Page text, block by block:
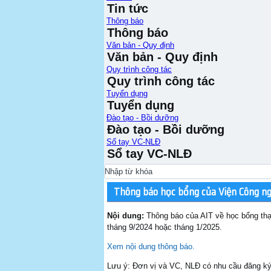
Tin tức
Thông báo
Thông báo
Văn bản - Quy định
Văn bản - Quy định
Quy trình công tác
Quy trình công tác
Tuyển dụng
Tuyển dụng
Đào tạo - Bồi dưỡng
Đào tạo - Bồi dưỡng
Sổ tay VC-NLĐ
Sổ tay VC-NLĐ
Thông báo học bổng của Viện Công
Nội dung: Thông báo của AIT về học bổng
tháng 9/2024 hoặc tháng 1/2025.
Xem nội dung thông báo.
Lưu ý: Đơn vị và VC, NLĐ có nhu cầu đăng